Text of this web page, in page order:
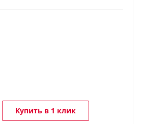
Купить в 1 клик